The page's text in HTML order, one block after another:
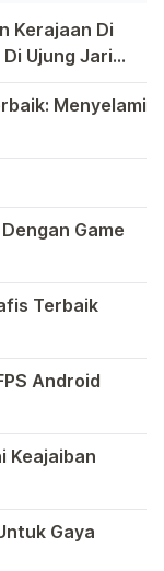
Android ke TV
Kerajaan Di
Ujung Jari
menjadi bagian
Menyelami
yang
berbagai jenis
Game
ada satu genre
Terbaik
game,
Android
digital saat ini,
Keajaiban
telah mencuri
Gaya